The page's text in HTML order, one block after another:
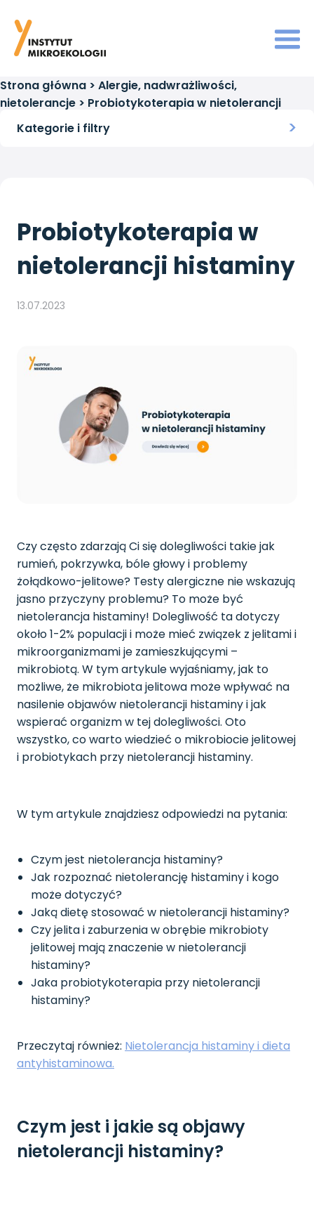
Strona główna > Alergie, nadwrażliwości,
nietolerancje > Probiotykoterapia w nietolerancji
histaminy
Kategorie i filtry
Probiotykoterapia w
nietolerancji histaminy
13.07.2023
Czy często zdarzają Ci się dolegliwości takie jak
rumień, pokrzywka, bóle głowy i problemy
żołądkowo-jelitowe? Testy alergiczne nie wskazują
jasno przyczyny problemu? To może być
nietolerancja histaminy! Dolegliwość ta dotyczy
około 1-2% populacji i może mieć związek z jelitami i
mikroorganizmami je zamieszkującymi –
mikrobiotą. W tym artykule wyjaśniamy, jak to
możliwe, że mikrobiota jelitowa może wpływać na
nasilenie objawów nietolerancji histaminy i jak
wspierać organizm w tej dolegliwości. Oto
wszystko, co warto wiedzieć o mikrobiocie jelitowej
i probiotykach przy nietolerancji histaminy.
W tym artykule znajdziesz odpowiedzi na pytania:
Czym jest nietolerancja histaminy?
Jak rozpoznać nietolerancję histaminy i kogo
może dotyczyć?
Jaką dietę stosować w nietolerancji histaminy?
Czy jelita i zaburzenia w obrębie mikrobioty
jelitowej mają znaczenie w nietolerancji
histaminy?
Jaka probiotykoterapia przy nietolerancji
histaminy?
Przeczytaj również: Nietolerancja histaminy i dieta
antyhistaminowa.
Czym jest i jakie są objawy
nietolerancji histaminy?